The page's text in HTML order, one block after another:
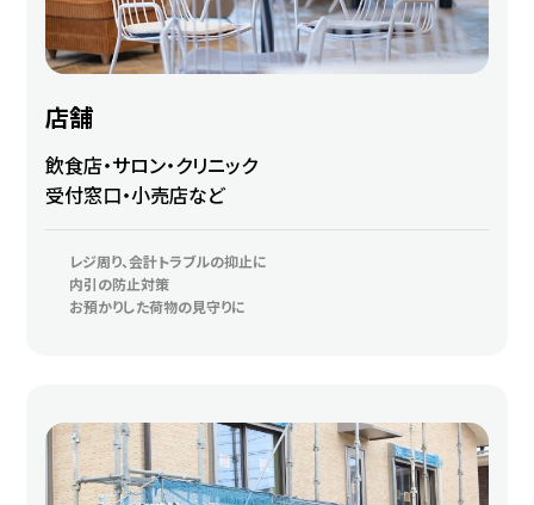
店舗
飲食店・サロン・クリニック
受付窓口・小売店など
レジ周り、会計トラブルの抑止に
内引の防止対策
お預かりした荷物の見守りに